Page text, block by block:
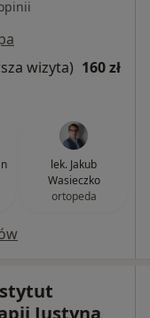
wizyta) 160 zł
lek. Jakub
Wasieczko
ortopeda
Justyna